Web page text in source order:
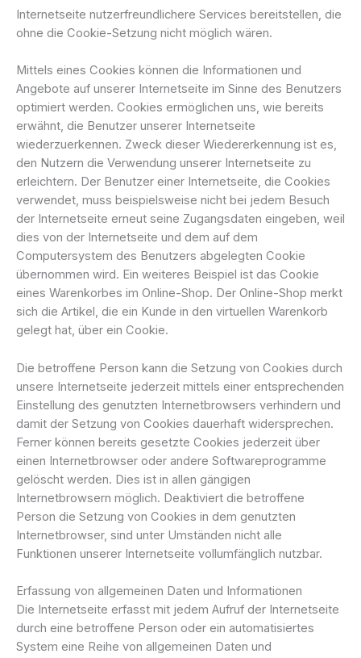
Internetseite nutzerfreundlichere Services bereitstellen, die
ohne die Cookie-Setzung nicht möglich wären.
Mittels eines Cookies können die Informationen und
Angebote auf unserer Internetseite im Sinne des Benutzers
optimiert werden. Cookies ermöglichen uns, wie bereits
erwähnt, die Benutzer unserer Internetseite
wiederzuerkennen. Zweck dieser Wiedererkennung ist es,
den Nutzern die Verwendung unserer Internetseite zu
erleichtern. Der Benutzer einer Internetseite, die Cookies
verwendet, muss beispielsweise nicht bei jedem Besuch
der Internetseite erneut seine Zugangsdaten eingeben, weil
dies von der Internetseite und dem auf dem
Computersystem des Benutzers abgelegten Cookie
übernommen wird. Ein weiteres Beispiel ist das Cookie
eines Warenkorbes im Online-Shop. Der Online-Shop merkt
sich die Artikel, die ein Kunde in den virtuellen Warenkorb
gelegt hat, über ein Cookie.
Die betroffene Person kann die Setzung von Cookies durch
unsere Internetseite jederzeit mittels einer entsprechenden
Einstellung des genutzten Internetbrowsers verhindern und
damit der Setzung von Cookies dauerhaft widersprechen.
Ferner können bereits gesetzte Cookies jederzeit über
einen Internetbrowser oder andere Softwareprogramme
gelöscht werden. Dies ist in allen gängigen
Internetbrowsern möglich. Deaktiviert die betroffene
Person die Setzung von Cookies in dem genutzten
Internetbrowser, sind unter Umständen nicht alle
Funktionen unserer Internetseite vollumfänglich nutzbar.
Erfassung von allgemeinen Daten und Informationen
Die Internetseite erfasst mit jedem Aufruf der Internetseite
durch eine betroffene Person oder ein automatisiertes
System eine Reihe von allgemeinen Daten und